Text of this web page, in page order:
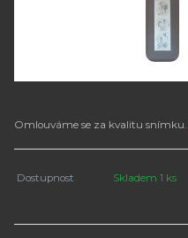
Omlouváme se za kvalitu snímku.
Dostupnost Skladem 1 ks